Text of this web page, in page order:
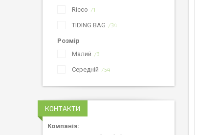
Ricco 1
TIDING BAG 34
Розмір
Малий
3
Середній 54
КОНТАКТИ